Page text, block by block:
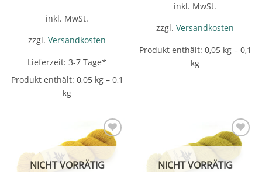
inkl. MwSt.
zzgl. Versandkosten
Lieferzeit: 3-7 Tage*
Produkt enthält: 0,05 kg– 0,1
kg
inkl. MwSt.
zzgl. Versandkosten
Produkt enthält: 0,05 kg– 0,1
kg
Add to
wishlist
NICHT VORRÄTIG
Add to
wishlist
NICHT VORRÄTIG